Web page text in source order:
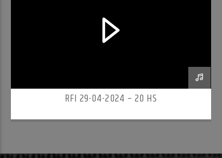
RFI 29-04-2024 – 20 HS